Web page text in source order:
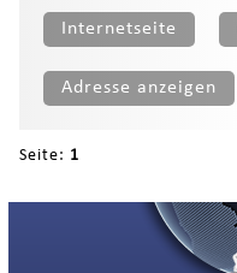
Internetseite
Adresse anzeigen
Seite: 1